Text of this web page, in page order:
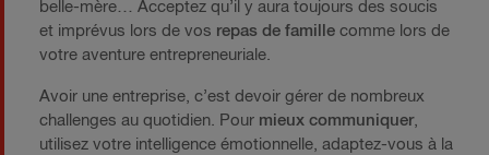
belle-mère… Acceptez qu’il y aura toujours des soucis
et imprévus lors de vos repas de famille comme lors de
votre aventure entrepreneuriale.
Avoir une entreprise, c’est devoir gérer de nombreux
challenges au quotidien. Pour mieux communiquer,
utilisez votre intelligence émotionnelle, adaptez-vous à la